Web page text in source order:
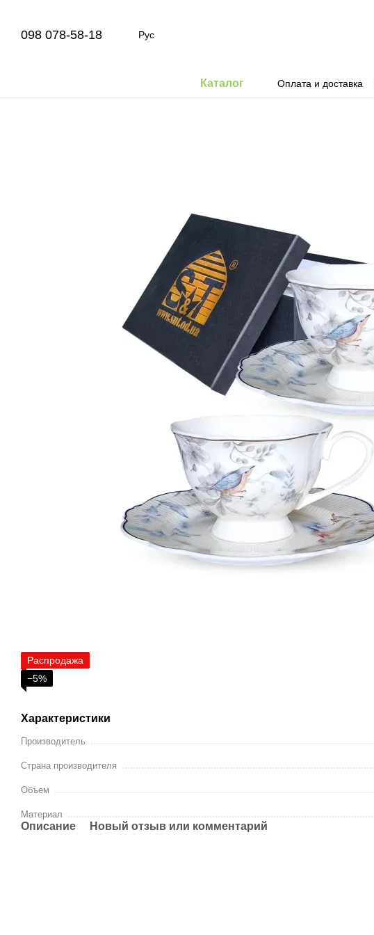
098 078-58-18 Рус
Каталог Оплата и доставка
Распродажа
−5%
Характеристики
Производитель
Страна производителя
Объем
Материал
Описание Новый отзыв или комментарий